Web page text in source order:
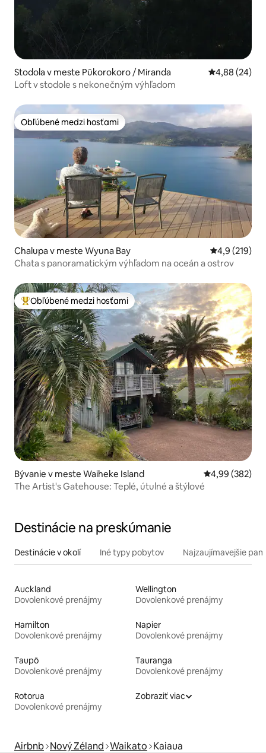
Stodola v meste Pūkorokoro / Miranda Priemerné
4,88 (24)
Loft v stodole s nekonečným výhľadom
Obľúbené medzi hosťami
Obľúbené medzi hosťami
Chalupa v meste Wyuna Bay Priemerné
4,9 (219)
Chata s panoramatickým výhľadom na oceán a ostrov
Najobľúbenejšie medzi hosťami
Obľúbené medzi hosťami
Bývanie v meste Waiheke Island Priemerné
4,99 (382)
The Artist's Gatehouse: Teplé, útulné a štýlové
Destinácie na preskúmanie
Destinácie v okolí Iné typy pobytov Najzaujímavejšie
Auckland
Dovolenkové prenájmy
Wellington
Dovolenkové prenájmy
Hamilton
Dovolenkové prenájmy
Napier
Dovolenkové prenájmy
Taupō
Dovolenkové prenájmy
Tauranga
Dovolenkové prenájmy
Rotorua
Dovolenkové prenájmy
Zobraziť viac
Airbnb Nový Zéland Waikato Kaiaua